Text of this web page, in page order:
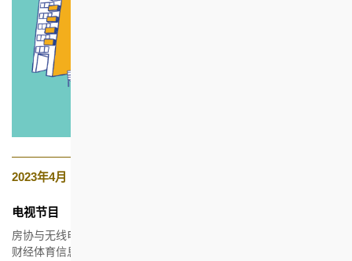
2023年4月
电视节目
房协与无线电视合作，于2023年4月，在无线电视翡翠台、新闻台、
财经体育信息台播出一连十集的短片，诉说房协75年来的过去、现